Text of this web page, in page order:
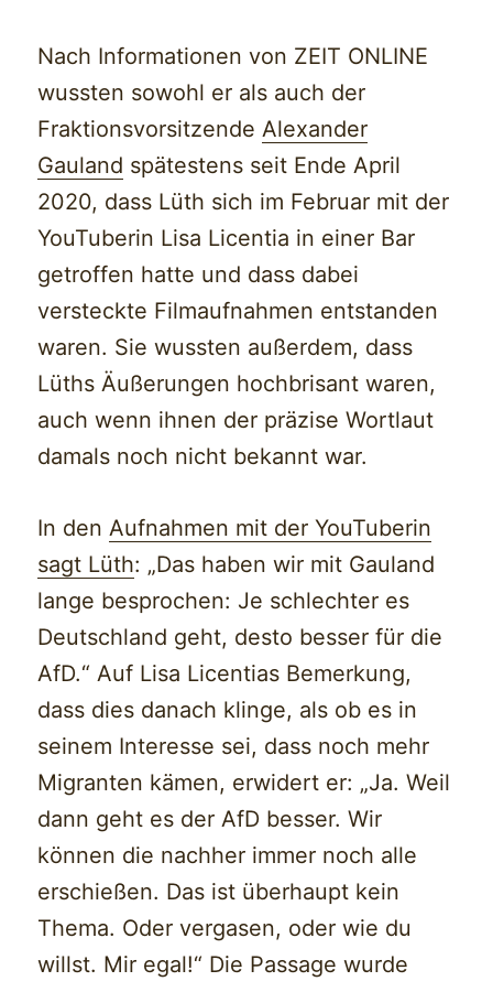
Nach Informationen von ZEIT ONLINE
wussten sowohl er als auch der
FraktionsvorsitzendeAlexander
Gauland spätestens seit Ende April
2020, dass Lüth sich im Februar mit der
YouTuberin Lisa Licentia in einer Bar
getroffen hatte und dass dabei
versteckte Filmaufnahmen entstanden
waren. Sie wussten außerdem, dass
Lüths Äußerungen hochbrisant waren,
auch wenn ihnen der präzise Wortlaut
damals noch nicht bekannt war.
In denAufnahmen mit der YouTuberin
sagt Lüth: „Das haben wir mit Gauland
lange besprochen: Je schlechter es
Deutschland geht, desto besser für die
AfD.“ Auf Lisa Licentias Bemerkung,
dass dies danach klinge, als ob es in
seinem Interesse sei, dass noch mehr
Migranten kämen, erwidert er: „Ja. Weil
dann geht es der AfD besser. Wir
können die nachher immer noch alle
erschießen. Das ist überhaupt kein
Thema. Oder vergasen, oder wie du
willst. Mir egal!“ Die Passage wurde